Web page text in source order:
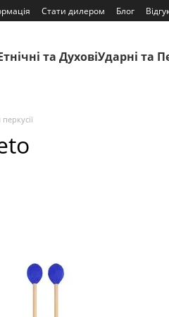
Стати дилером Блог
та ДуховіУдарні та